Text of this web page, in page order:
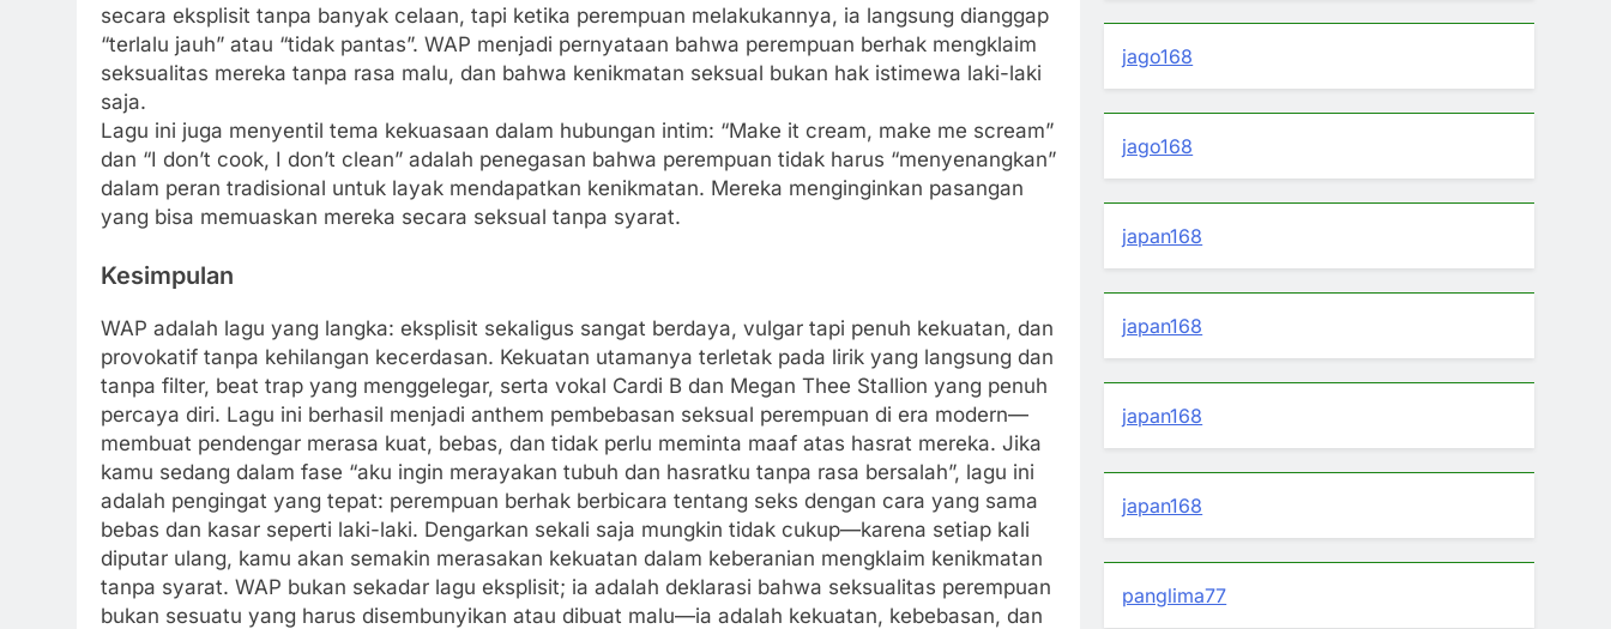
secara eksplisit tanpa banyak celaan, tapi ketika perempuan melakukannya, ia langsung dianggap
“terlalu jauh” atau “tidak pantas”. WAP menjadi pernyataan bahwa perempuan berhak mengklaim
seksualitas mereka tanpa rasa malu, dan bahwa kenikmatan seksual bukan hak istimewa laki-laki
saja.
Lagu ini juga menyentil tema kekuasaan dalam hubungan intim: “Make it cream, make me scream”
dan “I don’t cook, I don’t clean” adalah penegasan bahwa perempuan tidak harus “menyenangkan”
dalam peran tradisional untuk layak mendapatkan kenikmatan. Mereka menginginkan pasangan
yang bisa memuaskan mereka secara seksual tanpa syarat.
Kesimpulan
WAP adalah lagu yang langka: eksplisit sekaligus sangat berdaya, vulgar tapi penuh kekuatan, dan
provokatif tanpa kehilangan kecerdasan. Kekuatan utamanya terletak pada lirik yang langsung dan
tanpa filter, beat trap yang menggelegar, serta vokal Cardi B dan Megan Thee Stallion yang penuh
percaya diri. Lagu ini berhasil menjadi anthem pembebasan seksual perempuan di era modern—
membuat pendengar merasa kuat, bebas, dan tidak perlu meminta maaf atas hasrat mereka. Jika
kamu sedang dalam fase “aku ingin merayakan tubuh dan hasratku tanpa rasa bersalah”, lagu ini
adalah pengingat yang tepat: perempuan berhak berbicara tentang seks dengan cara yang sama
bebas dan kasar seperti laki-laki. Dengarkan sekali saja mungkin tidak cukup—karena setiap kali
diputar ulang, kamu akan semakin merasakan kekuatan dalam keberanian mengklaim kenikmatan
tanpa syarat. WAP bukan sekadar lagu eksplisit; ia adalah deklarasi bahwa seksualitas perempuan
bukan sesuatu yang harus disembunyikan atau dibuat malu—ia adalah kekuatan, kebebasan, dan
jago168
jago168
japan168
japan168
japan168
japan168
panglima77